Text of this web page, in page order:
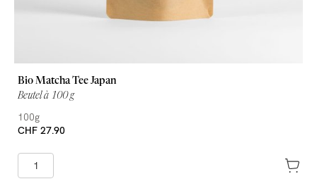
Bio Matcha Tee Japan
Beutel à 100 g
100g
CHF 27.90